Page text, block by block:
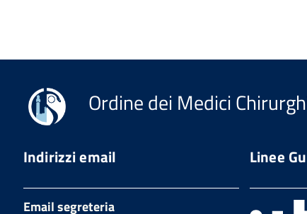
Ordine dei Medici
Indirizzi email
Email segreteria
Linee